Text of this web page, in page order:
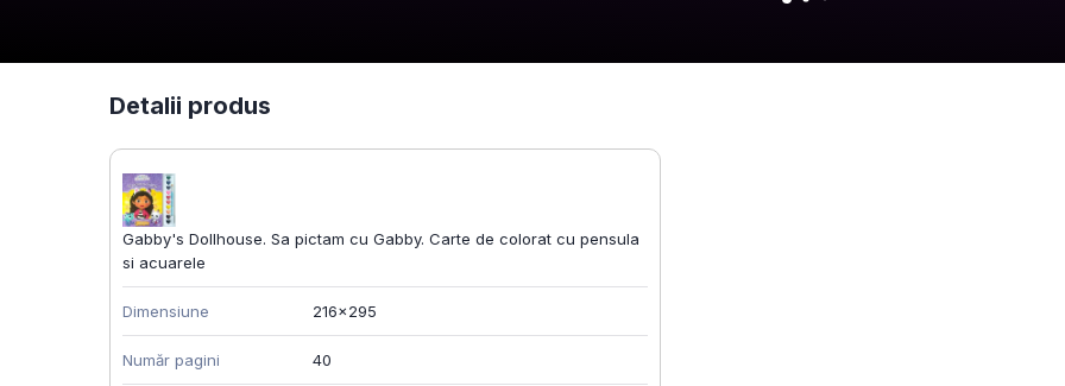
Detalii produs
Gabby's Dollhouse. Sa pictam cu Gabby. Carte de colorat cu pensula
si acuarele
Dimensiune 216x295
Număr pagini 40